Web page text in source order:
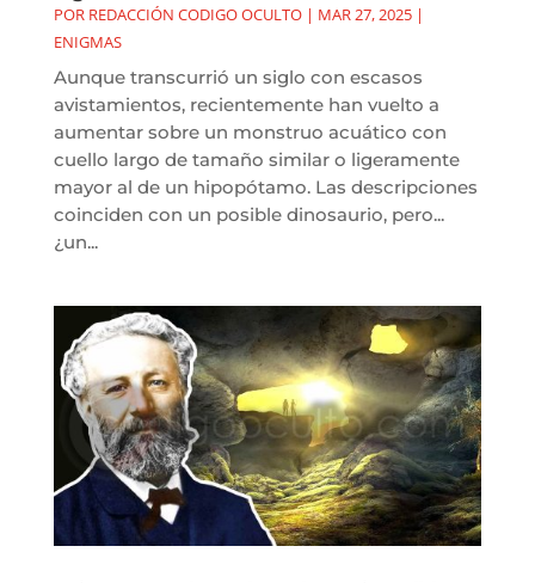
POR REDACCIÓN CODIGO OCULTO| MAR 27, 2025|
ENIGMAS
Aunque transcurrió un siglo con escasos
avistamientos, recientemente han vuelto a
aumentar sobre un monstruo acuático con
cuello largo de tamaño similar o ligeramente
mayor al de un hipopótamo. Las descripciones
coinciden con un posible dinosaurio, pero...
¿un...